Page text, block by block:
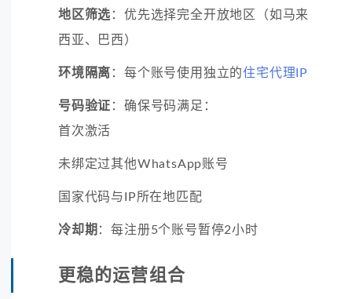
地区筛选 ：优先选择完全开放地区（如马来
西亚、巴西）
环境隔离 ：每个账号使用独立的住宅代理IP
号码验证 ：确保号码满足：
首次激活
未绑定过其他WhatsApp账号
国家代码与IP所在地匹配
冷却期 ：每注册5个账号暂停2小时
更稳的运营组合